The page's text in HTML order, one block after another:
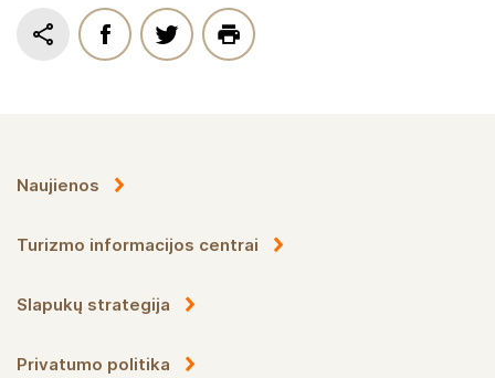
Naujienos
Turizmo informacijos centrai
Slapukų strategija
Privatumo politika